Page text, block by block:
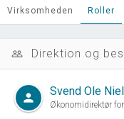
Virksomheden Roller
people_outline Direktion og
person Svend Ole
Økonomidirektør